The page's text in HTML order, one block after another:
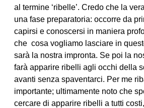
al termine ‘ribelle’. Credo che la
una fase preparatoria: occorre da
capirsi e conoscersi in maniera
che cosa vogliamo lasciare in
sarà la nostra impronta. Se poi la
farà apparire ribelli agli occhi della
avanti senza spaventarci. Per me
importante; ultimamente noto che
cercare di apparire ribelli a tutti